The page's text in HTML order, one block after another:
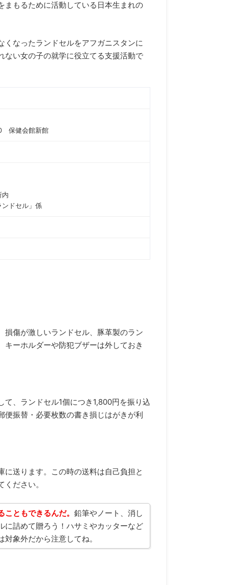
まもるために活動している日本生まれの
くなったランドセルをアフガニスタンに
ない女の子の就学に役立てる支援活動で
保健会館新館
内
ンドセル」係
損傷が激しいランドセル、豚革製のラン
ーホルダーや防犯ブザーは外しておき
、ランドセル1個につき1,800円を振り込
振替・必要枚数の書き損じはがきが利
送ります。この時の送料は自己負担と
ださい。
こともできるんだ。鉛筆やノート、消し
に詰めて贈ろう！ハサミやカッターなど
象外だから注意してね。